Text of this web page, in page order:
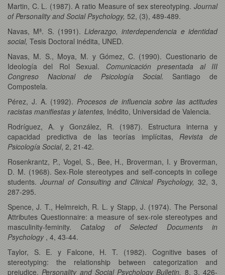
Martin, C. L. (1987). A ratio Measure of sex stereotyping. Journal
of Personality and Social Psychology, 52, (3), 489-489.
Navas, Mª. S. (1991). Liderazgo, interdependencia e identidad
social, Tesis Doctoral inédita, UNED.
Navas, M. S., Moya, M. y Gómez, C. (1990). Cuestionario de
Ideología del Rol Sexual. Comunicación presentada al III
Congreso Nacional de Psicología Social. Santiago de
Compostela.
Pérez, J. A. (1992). Procesos de influencia sobre las actitudes
racistas manifiestas y latentes, Inédito, Universidad de Valencia.
Rodríguez, A. y González, R. (1987). Estructura interna y
capacidad predictiva de las teorías implícitas,Revista de
Psicología Social, 2, 21-42.
Rosenkrantz, P., Vogel, S., Bee, H., Broverman, I. y Broverman,
D. M. (1968). Sex-Role stereotypes and self-concepts in college
students.Journal of Consulting and Clinical Psychology, 32, 3,
287-295.
Spence, J. T., Helmreich, R. L. y Stapp, J. (1974). The Personal
Attributes Questionnaire: a measure of sex-role stereotypes and
masculinity-feminity. Catalog of Selected Documents in
Psychology , 4, 43-44.
Taylor, S. E. y Falcone, H. T. (1982). Cognitive bases of
stereotyping: the relationship between categorization and
prejudice. Personality and Social Psychology Bulletin, 8, 3, 426-